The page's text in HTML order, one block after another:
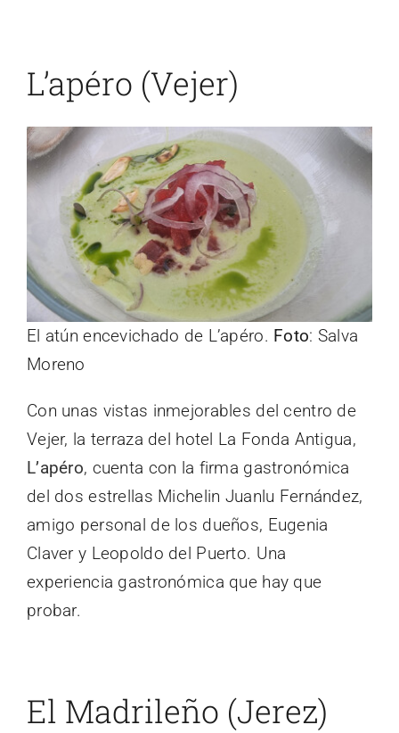
L’apéro (Vejer)
El atún encevichado de L’apéro. Foto: Salva
Moreno
Con unas vistas inmejorables del centro de
Vejer, la terraza del hotel La Fonda Antigua,
L’apéro, cuenta con la firma gastronómica
del dos estrellas Michelin Juanlu Fernández,
amigo personal de los dueños, Eugenia
Claver y Leopoldo del Puerto. Una
experiencia gastronómica que hay que
probar.
El Madrileño (Jerez)